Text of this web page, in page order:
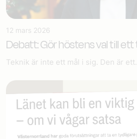
12 mars 2026
Debatt: Gör höstens val till
Teknik är inte ett mål i sig. Den är